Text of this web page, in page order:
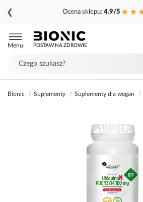
Ocena sklepu: 4.9/5
❮
do
treści
Menu POSTAW NA ZDROWIE
Bionic Suplementy Suplementy dla wegan